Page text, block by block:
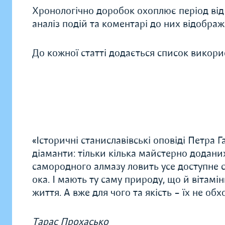
Хронологічно доробок охоплює період
аналіз подій та коментарі до них
До кожної статті додається список
«Історичні станиславівські оповіді
діаманти: тільки кілька майстерно
самородного алмазу ловить усе
ока. І мають ту саму природу, що й
життя. А вже для чого та якість – їх не
Тарас Прохасько